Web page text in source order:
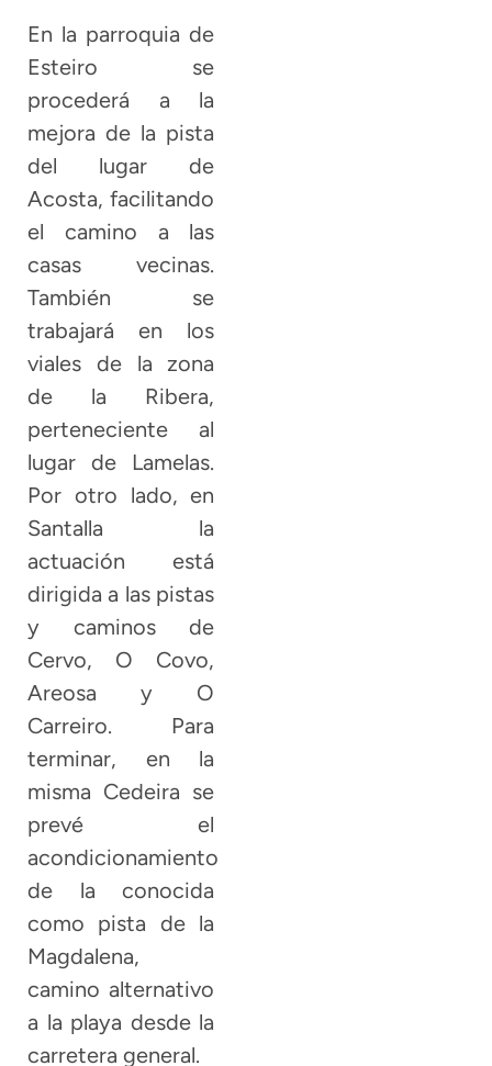
En la parroquia de
Esteiro se
procederá a la
mejora de la pista
del lugar de
Acosta, facilitando
el camino a las
casas vecinas.
También se
trabajará en los
viales de la zona
de la Ribera,
perteneciente al
lugar de Lamelas.
Por otro lado, en
Santalla la
actuación está
dirigida a las pistas
y caminos de
Cervo, O Covo,
Areosa y O
Carreiro. Para
terminar, en la
misma Cedeira se
prevé el
acondicionamiento
de la conocida
como pista de la
Magdalena,
camino alternativo
a la playa desde la
carretera general.